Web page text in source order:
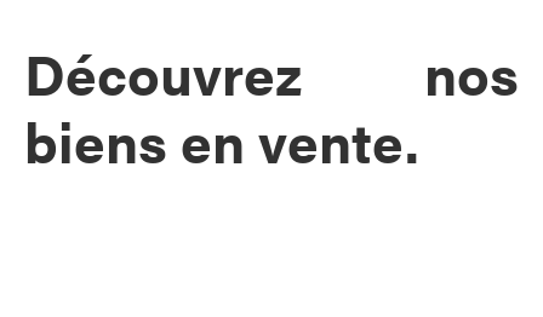
Découvrez nos
biens en vente.